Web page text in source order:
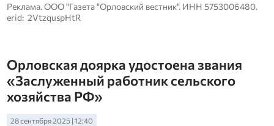
Реклама. ООО "Газета "Орловский вестник". ИНН 5753006480.
erid: 2VtzquspHtR
Орловская доярка удостоена звания
«Заслуженный работник сельского
хозяйства РФ»
28 сентября 2025 | 12:40